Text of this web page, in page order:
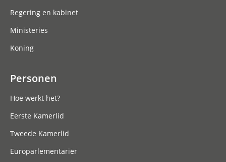
Regering en kabinet
Ministeries
Koning
Personen
Hoe werkt het?
Eerste Kamerlid
Tweede Kamerlid
Europarlementariër